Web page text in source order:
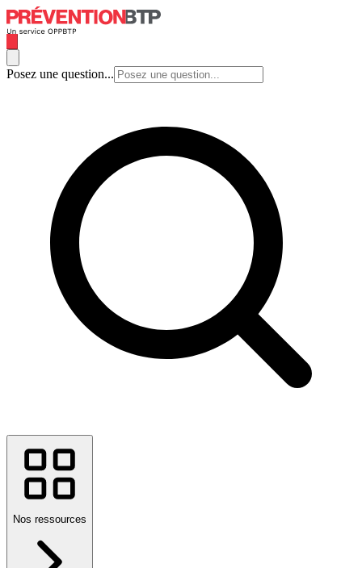
Posez une question...
Nos ressources